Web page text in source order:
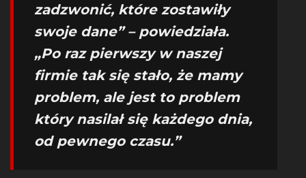
zadzwonić, które zostawiły
swoje dane” – powiedziała.
„Po raz pierwszy w naszej
firmie tak się stało, że mamy
problem, ale jest to problem
który nasilał się każdego dnia,
od pewnego czasu.”